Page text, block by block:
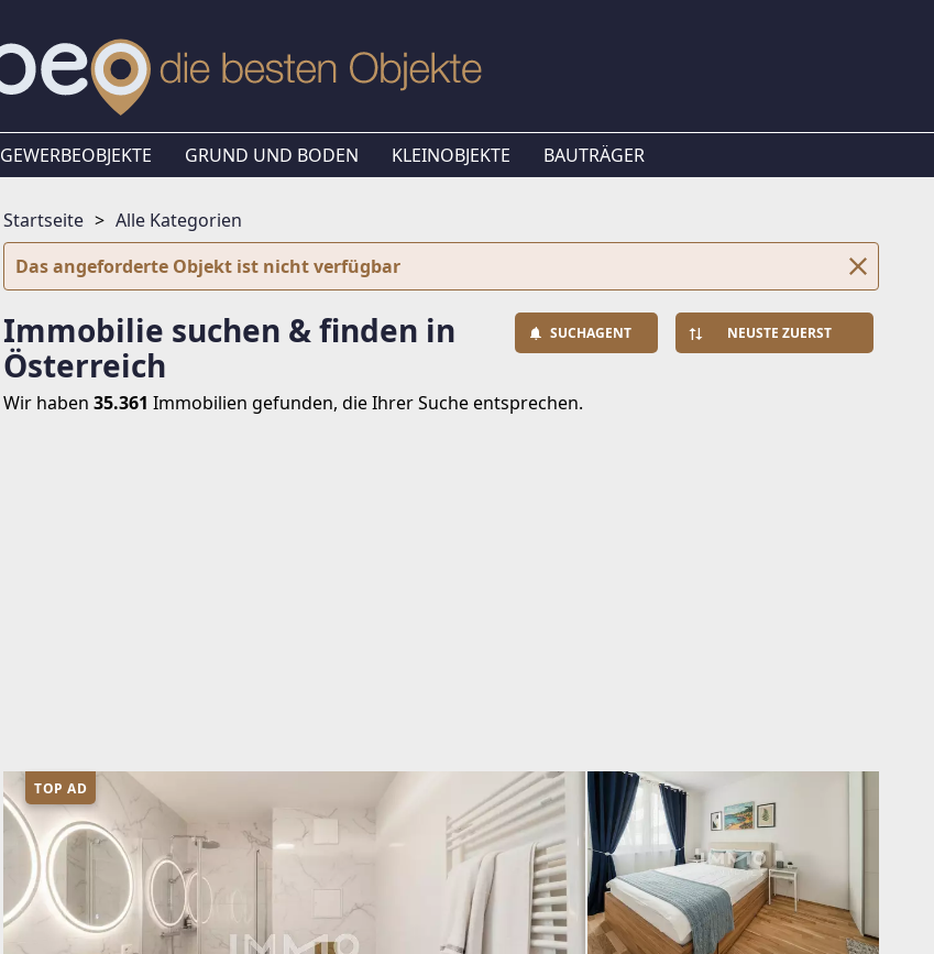
GEWERBEOBJEKTE GRUND UND BODEN KLEINOBJEKTE BAUTRÄGER
Startseite
Alle Kategorien
Das angeforderte Objekt ist nicht verfügbar
Immobilie suchen & finden in
Österreich
SUCHAGENT NEUSTE ZUERST
Wir haben 35.361 Immobilien gefunden, die Ihrer Suche entsprechen.
TOP AD